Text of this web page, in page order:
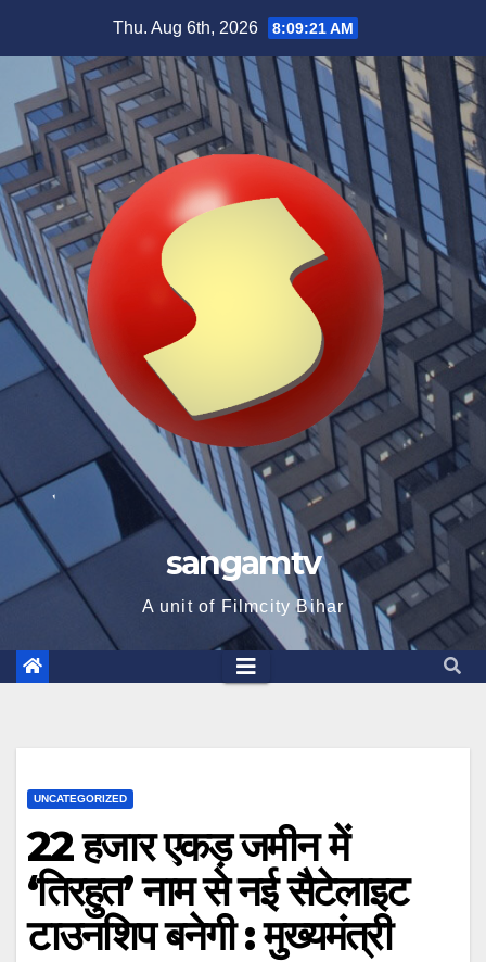
content
Thu. Aug 6th, 2026 8:09:23 AM
sangamtv
A unit of Filmcity Bihar
UNCATEGORIZED
22 हजार एकड़ जमीन में
‘तिरहुत’ नाम से नई सैटेलाइट
टाउनशिप बनेगी : मुख्यमंत्री